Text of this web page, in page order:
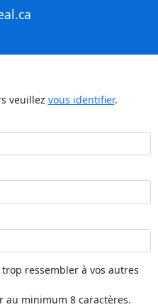
veuillez vous identifier.
ressembler à vos autres
au minimum 8 caractères.